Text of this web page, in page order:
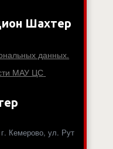
Шахтер
данных.
МАУ ЦС
г. Кемерово, ул. Рут